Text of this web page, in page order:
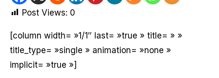
Post Views: 0
[column width= »1/1″ last= »true » title= » »
title_type= »single » animation= »none »
implicit= »true »]